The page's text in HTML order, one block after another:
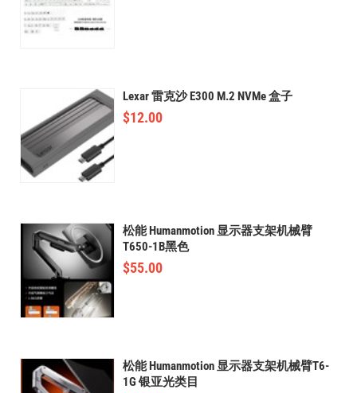
Lexar 雷克沙 E300 M.2 NVMe 盒子
$12.00
松能 Humanmotion 显示器支架机械臂
T650-1B黑色
$55.00
松能 Humanmotion 显示器支架机械臂T6-
1G 银亚光类目